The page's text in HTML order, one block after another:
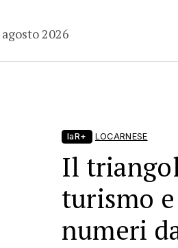
agosto 2026
laR+ LOCARNESE
Il
turismo e
numeri